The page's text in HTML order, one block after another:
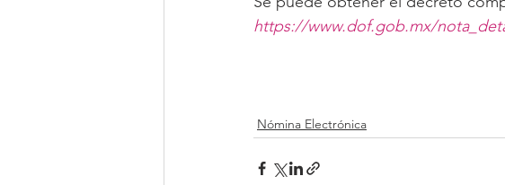
https://www.dof.gob.mx/
Nómina Electrónica